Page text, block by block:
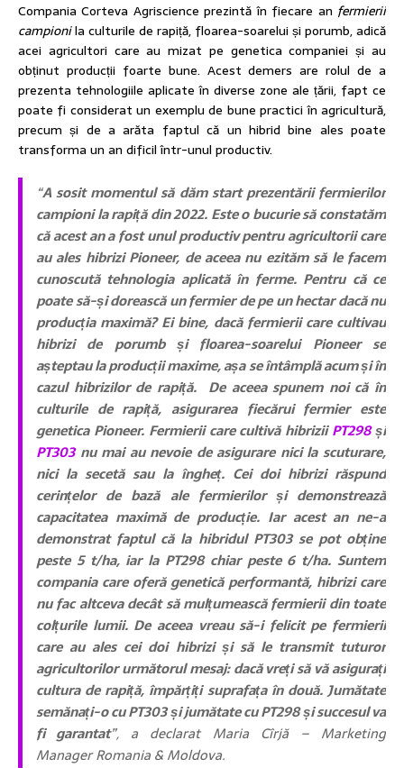
Compania Corteva Agriscience prezintă în fiecare an fermierii
campionila culturile de rapiță, floarea-soarelui și porumb, adică
acei agricultori care au mizat pe genetica companiei și au
obținut producții foarte bune. Acest demers are rolul de a
prezenta tehnologiile aplicate în diverse zone ale țării, fapt ce
poate fi considerat un exemplu de bune practici în agricultură,
precum și de a arăta faptul că un hibrid bine ales poate
transforma un an dificil într-unul productiv.
“A sosit momentul să dăm start prezentării fermierilor
campioni la rapiță din 2022. Este o bucurie să constatăm
că acest an a fost unul productiv pentru agricultorii care
au ales hibrizi Pioneer, de aceea nu ezităm să le facem
cunoscută tehnologia aplicată în ferme. Pentru că ce
poate să-și dorească un fermier de pe un hectar dacă nu
producția maximă? Ei bine, dacă fermierii care cultivau
hibrizi de porumb și floarea-soarelui Pioneer se
așteptau la producții maxime, așa se întâmplă acum și în
cazul hibrizilor de rapiță. De aceea spunem noi că în
culturile de rapiță, asigurarea fiecărui fermier este
genetica Pioneer. Fermierii care cultivă hibriziiPT298și
PT303nu mai au nevoie de asigurare nici la scuturare,
nici la secetă sau la îngheț. Cei doi hibrizi răspund
cerințelor de bază ale fermierilor și demonstrează
capacitatea maximă de producție. Iar acest an ne-a
demonstrat faptul că la hibridul PT303 se pot obține
peste 5 t/ha, iar la PT298 chiar peste 6 t/ha. Suntem
compania care oferă genetică performantă, hibrizi care
nu fac altceva decât să mulțumească fermierii din toate
colțurile lumii. De aceea vreau să-i felicit pe fermierii
care au ales cei doi hibrizi și să le transmit tuturor
agricultorilor următorul mesaj: dacă vreți să vă asigurați
cultura de rapiță, împărțiți suprafața în două. Jumătate
semănați-o cu PT303 și jumătate cu PT298 și succesul va
fi garantat”, a declarat Maria Cîrjă – Marketing
Manager Romania & Moldova.